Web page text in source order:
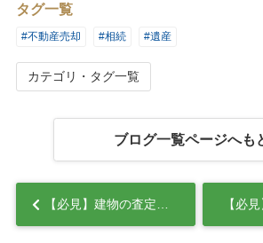
タグ一覧
#不動産売却 #相続 #遺産
カテゴリ・タグ一覧
ブログ一覧ページへも
【必見】建物の査定方法は？高額で売却できる不動産とタイミング！...